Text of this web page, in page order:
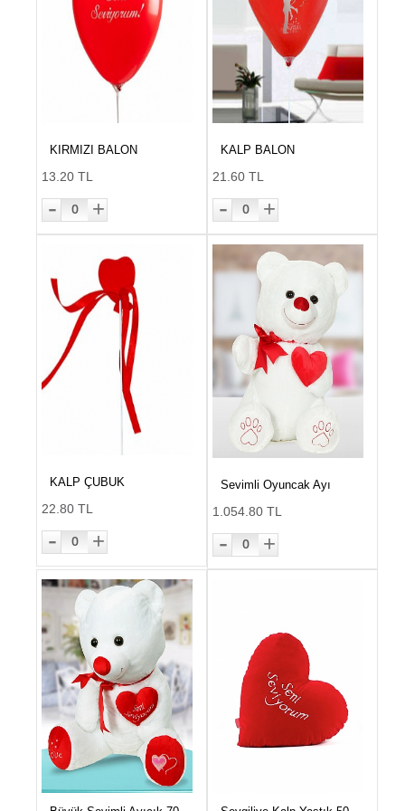
KIRMIZI BALON
13.20 TL
- 0 +
KALP BALON
21.60 TL
- 0 +
KALP ÇUBUK
22.80 TL
- 0 +
Sevimli Oyuncak Ayı
1.054.80 TL
- 0 +